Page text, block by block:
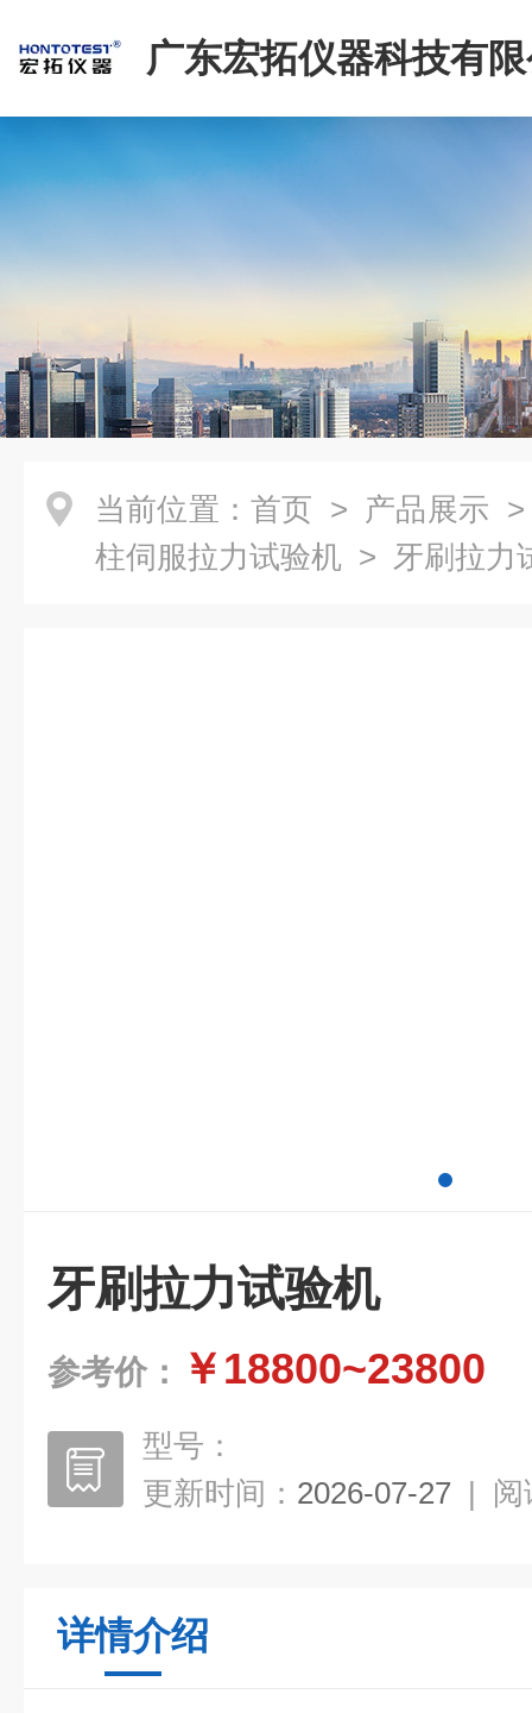
广东宏拓仪器科技有
当前位置： 首页 > 产品展示
柱伺服拉力试验机 > 牙刷拉力
牙刷拉力试验机
参考价： ￥18800~23800
型号：
更新时间： 2026-07-27 | 阅
详情介绍